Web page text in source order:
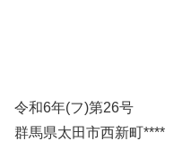
令和6年(フ)第26号
群馬県太田市西新町****